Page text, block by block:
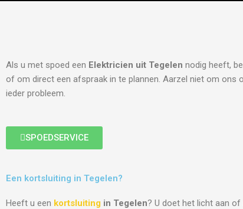
Als u met spoed een Elektricien uit Tegelen nodig heeft,
of om direct een afspraak in te plannen. Aarzel niet om ons
ieder probleem.
SPOEDSERVICE
Een kortsluiting in Tegelen?
Heeft u een kortsluiting in Tegelen? U doet het licht aan